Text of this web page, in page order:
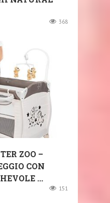
368
ZOO –
CON
...
151